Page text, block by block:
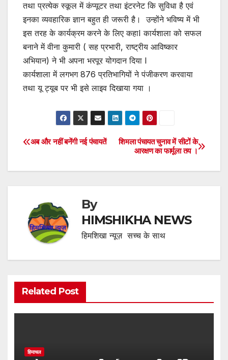
तथा प्रत्येक स्कूल में कंप्यूटर तथा इंटरनेट कि सुविधा है एवं
इनका व्यवहारिक ज्ञान बहुत ही जरूरी है। उन्होंने भविष्य में भी
इस तरह के कार्यक्रम करने के लिए कहाI कार्यशाला को सफल
बनाने में वीना कुमारी ( सह प्रभारी, राष्ट्रीय आविष्कार
अभियान) ने भी अपना भरपूर योगदान दिया I
कार्यशाला में लगभग 876 प्रतिभागियों ने पंजीकरण करवाया
तथा यू ट्यूब पर भी इसे लाइव दिखाया गया ।
Post
navigation
शिमला पंचायत चुनाव में सीटों के
आरक्षण का फार्मूला तय ।
अब और नहीं बनेंगी नई पंचायतें
By
HIMSHIKHA NEWS
हिमशिखा न्यूज़ सच्च के साथ
Related Post
हिमाचल